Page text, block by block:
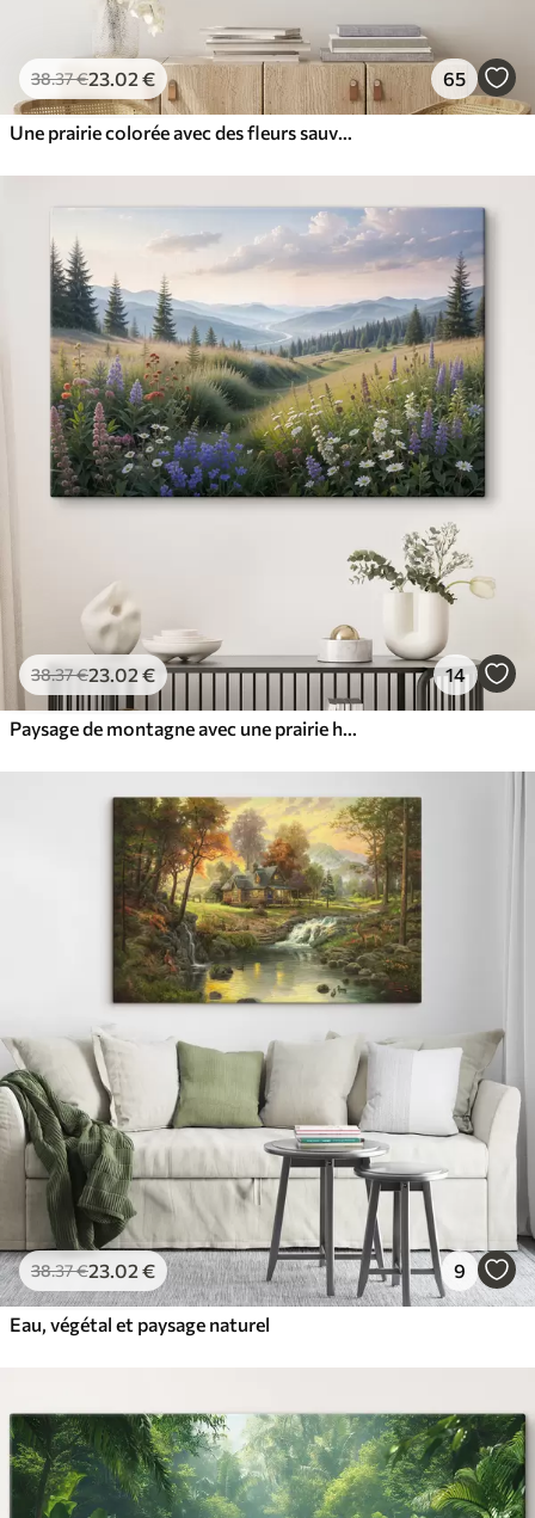
38.37€23.02 € 65
Une prairie colorée avec des fleurs sauvages avec une forêt floue en arrière-plan
38.37€23.02 € 14
Paysage de montagne avec une prairie herbeuse au premier plan remplie de fleurs sauvages colorées
38.37€23.02 € 9
Eau, végétal et paysage naturel